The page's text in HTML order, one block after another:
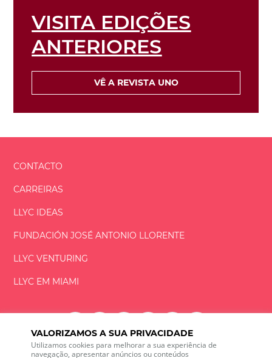
VALORIZAMOS A SUA PRIVACIDADE
Utilizamos cookies para melhorar a sua experiência de
navegação, apresentar anúncios ou conteúdos
VISITA EDIÇÕES
ANTERIORES
VÊ A REVISTA UNO
CONTACTO
CARREIRAS
LLYC IDEAS
FUNDACIÓNJOSÉ ANTONIO LLORENTE
LLYC VENTURING
LLYC EM MIAMI
LLYC © 2026 Todos os direitos reservados